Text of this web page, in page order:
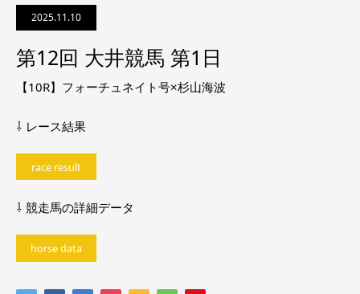
2025.11.10
第12回 大井競馬 第1日
【10R】フォーチュネイト号×杉山海波
⇩ レース結果
race result
⇩ 競走馬の詳細データ
horse data